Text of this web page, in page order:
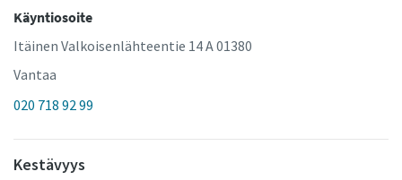
Käyntiosoite
Itäinen Valkoisenlähteentie 14 A 01380
Vantaa
020 718 92 99
Kestävyys